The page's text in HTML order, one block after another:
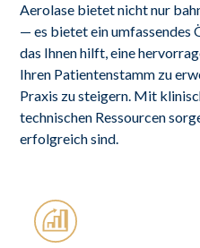
Aerolase bietet nicht nur
— es bietet ein umfassendes
das Ihnen hilft, eine
Ihren Patientenstamm zu
Praxis zu steigern. Mit
technischen Ressourcen
erfolgreich sind.